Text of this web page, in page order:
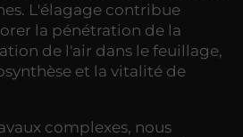
L'élagage contribue
la pénétration de la
de l'air dans le feuillage,
et la vitalité de
complexes, nous